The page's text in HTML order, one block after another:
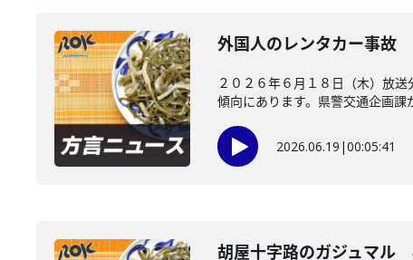
外国人のレンタカー事故
２０２６年６月１８日（木）放
傾向にあります。県警交通企画課
2026.06.19 |00:05:41
胡屋十字路のガジュマル